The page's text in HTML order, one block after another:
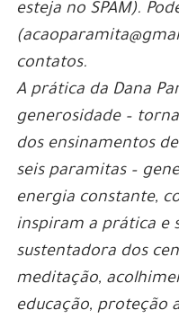
esteja no SPAM).
contatos.
A prática da Dana
generosidade –
dos ensinamentos
seis paramitas –
energia constante,
inspiram a prática e
sustentadora dos
meditação,
educação, proteção